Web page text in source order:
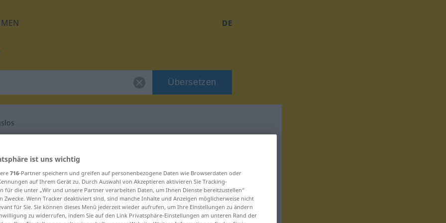
DE
Übersetzen
"empfindungslos"
ist uns wichtig
716-Partner speichern und greifen auf personenbezogene Daten wie Browserdaten oder
auf Ihrem Gerät zu. Durch Auswahl von Akzeptieren aktivieren Sie Tracking-
für die unter „Wir und unsere Partner verarbeiten Daten, um Ihnen Dienste bereitzustellen“
Zwecke. Wenn Tracker deaktiviert sind, sind manche Inhalte und Anzeigen möglicherweise nicht
für Sie. Sie können dieses Menü jederzeit wieder aufrufen, um Ihre Einstellungen zu ändern
zu widerrufen, indem Sie auf den Link Privatsphäre-Einstellungen am unteren Rand der